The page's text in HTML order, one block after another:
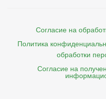
Согласие на
Политика
обработки
Согласие на